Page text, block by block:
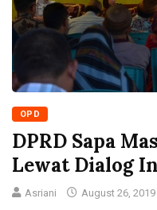
OPD
DPRD Sapa
Lewat Dialog
Asriani August 26, 2019